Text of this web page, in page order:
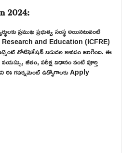
2024:
ప్రముఖ ప్రభుత్వ సంస్థ అయినటువంటి
and Education (ICFRE)
నోటిఫికేషన్ విడుదల కావడం జరిగింది. ఈ
జీతం, పరీక్ష విధానం వంటి పూర్తి
ఈ గవర్నమెంట్ ఉద్యోగాలకు Apply